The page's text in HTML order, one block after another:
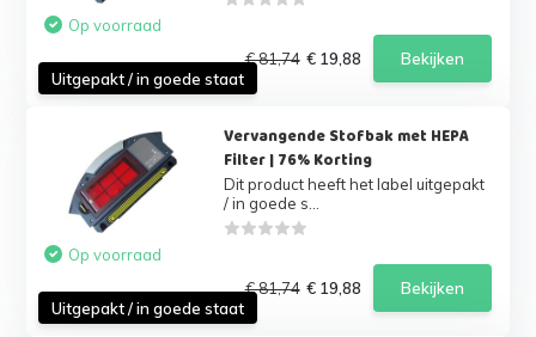
Uitgepakt / in goede staat
Op voorraad
€ 81,74 € 19,88 Bekijken
Uitgepakt / in goede staat
Vervangende Stofbak met HEPA
Filter | 76% Korting
Dit product heeft het label uitgepakt
/ in goede s...
Op voorraad
€ 81,74 € 19,88 Bekijken